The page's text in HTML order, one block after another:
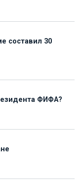
составил 30
ФИФА?